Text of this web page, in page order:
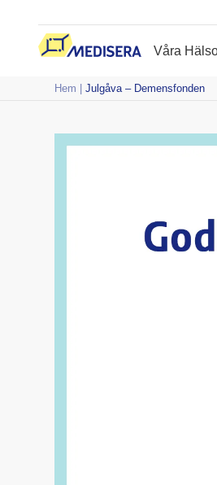
Våra
Hem |Julgåva – Demensfonden